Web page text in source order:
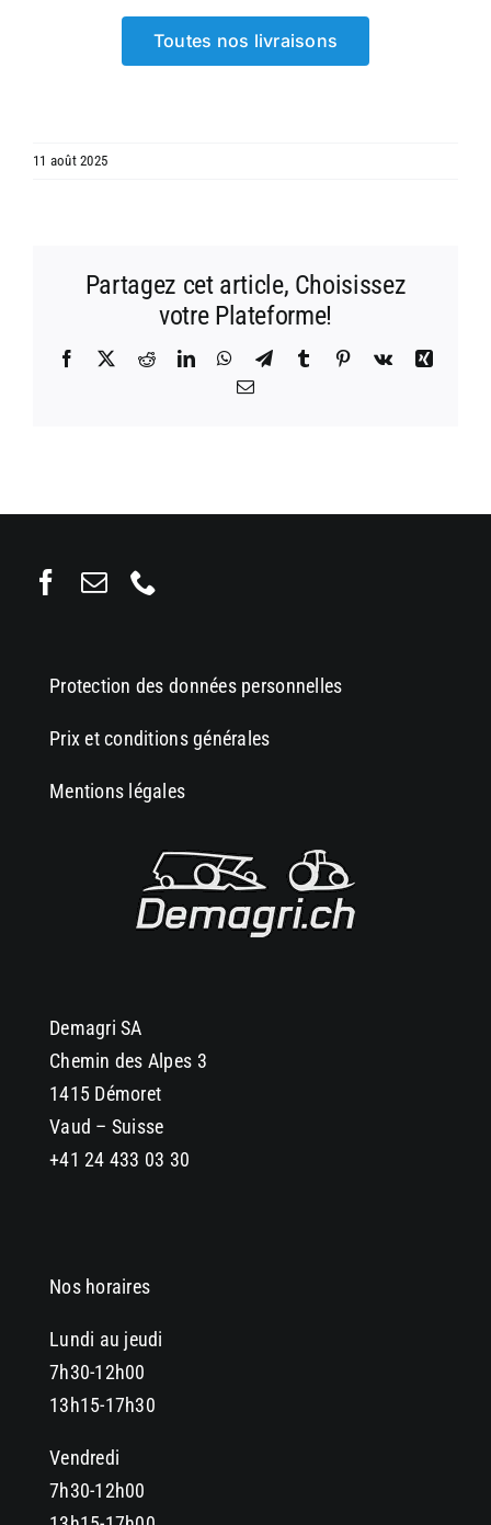
Toutes nos livraisons
11 août 2025
Partagez cet article, Choisissez
votre Plateforme!
Facebook RedditLinkedInWhatsApp
TelegramTumblr Pinterest
Vk
Xing
Email
Protection des données personnelles
Prix et conditions générales
Mentions légales
Demagri SA
Chemin des Alpes 3
1415 Démoret
Vaud – Suisse
+41 24 433 03 30
Nos horaires
Lundi au jeudi
7h30-12h00
13h15-17h30
Vendredi
7h30-12h00